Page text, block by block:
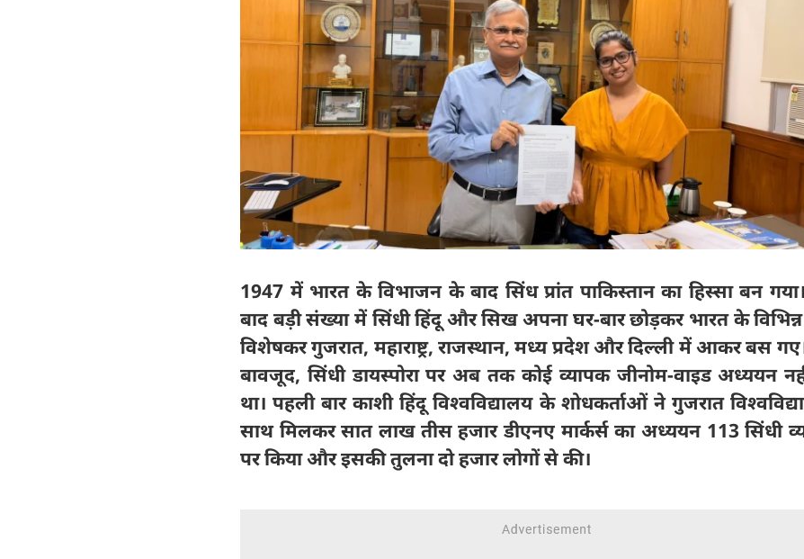
1947 में भारत के विभाजन के बाद सिंध प्रांत पाकिस्तान का हिस्सा बन
बाद बड़ी संख्या में सिंधी हिंदू और सिख अपना घर-बार छोड़कर भारत के विभिन्न
विशेषकर गुजरात, महाराष्ट्र, राजस्थान, मध्य प्रदेश और दिल्ली में आकर बस
बावजूद, सिंधी डायस्पोरा पर अब तक कोई व्यापक जीनोम-वाइड अध्ययन
था। पहली बार काशी हिंदू विश्वविद्यालय के शोधकर्ताओं ने गुजरात
साथ मिलकर सात लाख तीस हजार डीएनए मार्कर्स का अध्ययन 113 सिंधी
पर किया और इसकी तुलना दो हजार लोगों से की।